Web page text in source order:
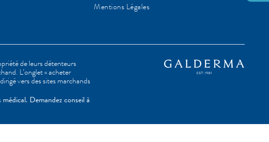
Mentions Légales
de leurs détenteurs
L’onglet « acheter
vers des sites marchands
Demandez conseil à